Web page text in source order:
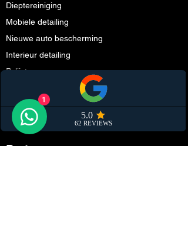
Dieptereiniging
Mobiele detailing
Nieuwe auto bescherming
Interieur detailing
Polijsten
Cabriodak impregneren
Smart repair
Partners
1